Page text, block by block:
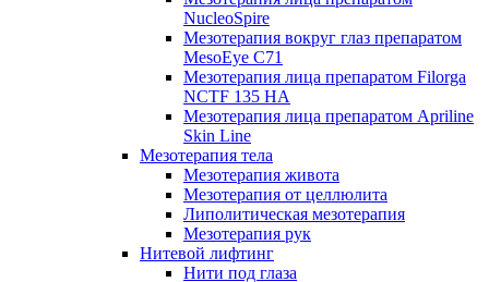
NucleoSpire
Мезотерапия вокруг глаз препаратом
MesoEye С71
Мезотерапия лица препаратом Filorga
NCTF 135 HA
Мезотерапия лица препаратом Apriline
Skin Line
Мезотерапия тела
Мезотерапия живота
Мезотерапия от целлюлита
Липолитическая мезотерапия
Мезотерапия рук
Нитевой лифтинг
Нити под глаза